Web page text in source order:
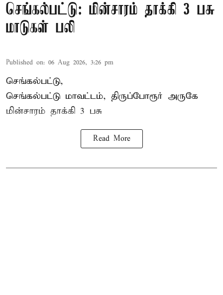
செங்கல்பட்டு: மின்சாரம் தாக்கி 3 பசு
மாடுகள் பலி
Published on: 06 Aug 2026, 3:26 pm
செங்கல்பட்டு,
செங்கல்பட்டு மாவட்டம், திருப்போரூர் அருகே
மின்சாரம் தாக்கி 3 பசு
Read More